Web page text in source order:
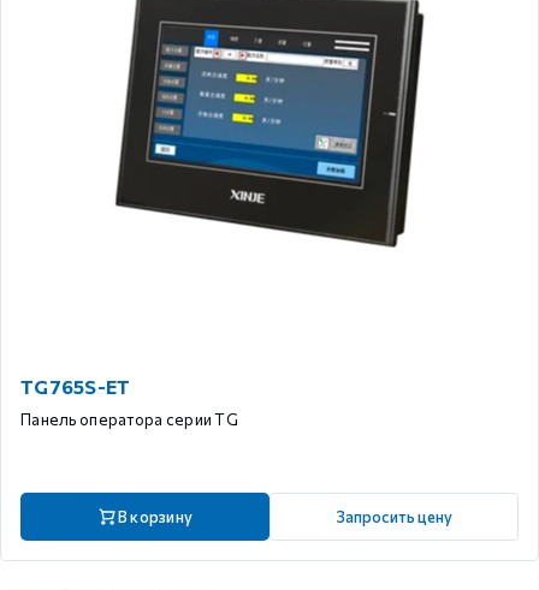
TG765S-ET
Панель оператора серии TG
В корзину Запросить цену